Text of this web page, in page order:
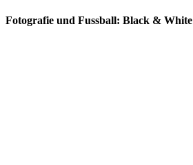
Fotografie und Fussball: Black & White